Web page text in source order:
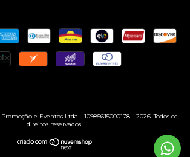
e Eventos Ltda - 10985615000178 - 2026. Todos os
direitos reservados.